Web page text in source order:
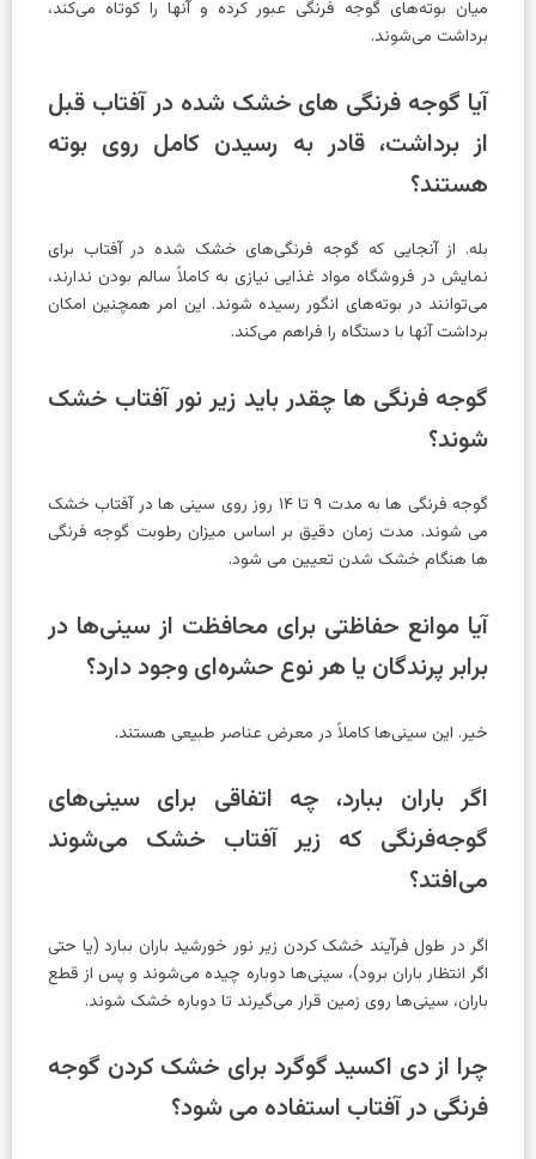
میان بوته‌های گوجه فرنگی عبور کرده و آنها را کوتاه می‌کند،
برداشت می‌شوند.
آیا گوجه فرنگی های خشک شده در آفتاب قبل
از برداشت، قادر به رسیدن کامل روی بوته
هستند؟
بله. از آنجایی که گوجه فرنگی‌های خشک شده در آفتاب برای
نمایش در فروشگاه مواد غذایی نیازی به کاملاً سالم بودن ندارند،
می‌توانند در بوته‌های انگور رسیده شوند. این امر همچنین امکان
برداشت آنها با دستگاه را فراهم می‌کند.
گوجه فرنگی ها چقدر باید زیر نور آفتاب خشک
شوند؟
گوجه فرنگی ها به مدت ۹ تا ۱۴ روز روی سینی ها در آفتاب خشک
می شوند. مدت زمان دقیق بر اساس میزان رطوبت گوجه فرنگی
ها هنگام خشک شدن تعیین می شود.
آیا موانع حفاظتی برای محافظت از سینی‌ها در
برابر پرندگان یا هر نوع حشره‌ای وجود دارد؟
خیر. این سینی‌ها کاملاً در معرض عناصر طبیعی هستند.
اگر باران ببارد، چه اتفاقی برای سینی‌های
گوجه‌فرنگی که زیر آفتاب خشک می‌شوند
می‌افتد؟
اگر در طول فرآیند خشک کردن زیر نور خورشید باران ببارد (یا حتی
اگر انتظار باران برود)، سینی‌ها دوباره چیده می‌شوند و پس از قطع
باران، سینی‌ها روی زمین قرار می‌گیرند تا دوباره خشک شوند.
چرا از دی اکسید گوگرد برای خشک کردن گوجه
فرنگی در آفتاب استفاده می شود؟